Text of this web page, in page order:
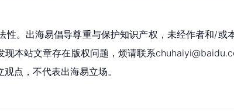
。出海易倡导尊重与保护知识产权，未经作者和/或
本站文章存在版权问题，烦请联系
点，不代表出海易立场。